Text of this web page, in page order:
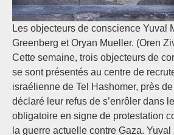
Les objecteurs de conscience Yuval
Greenberg et Oryan Mueller. (Oren
Cette semaine, trois objecteurs de
se sont présentés au centre de
israélienne de Tel Hashomer, près
déclaré leur refus de s’enrôler dans
obligatoire en signe de protestation
la guerre actuelle contre Gaza. Yuval